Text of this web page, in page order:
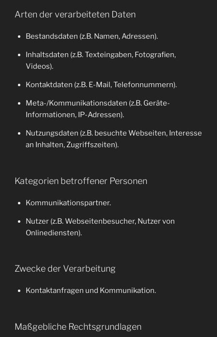
Arten der verarbeiteten Daten
Bestandsdaten (z.B. Namen, Adressen).
Inhaltsdaten (z.B. Texteingaben, Fotografien,
Videos).
Kontaktdaten (z.B. E-Mail, Telefonnummern).
Meta-/Kommunikationsdaten (z.B. Geräte-
Informationen, IP-Adressen).
Nutzungsdaten (z.B. besuchte Webseiten, Interesse
an Inhalten, Zugriffszeiten).
Kategorien betroffener Personen
Kommunikationspartner.
Nutzer (z.B. Webseitenbesucher, Nutzer von
Onlinediensten).
Zwecke der Verarbeitung
Kontaktanfragen und Kommunikation.
Maßgebliche Rechtsgrundlagen